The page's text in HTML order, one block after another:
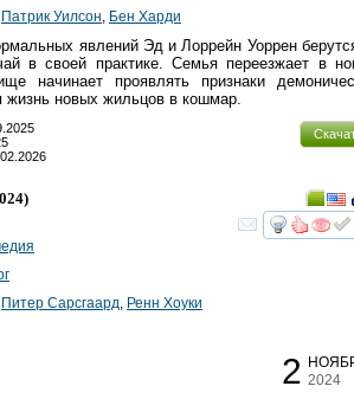
Патрик Уилсон, Бен Харди
явлений Эд и Лоррейн Уоррен
в своей практике. Семья переезжает в
начинает проявлять признаки
жизнь новых жильцов в кошмар.
Питер Сарсгаард, Ренн Хоуки
2 2024